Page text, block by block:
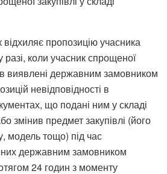
пропозицію учасника
разі, коли учасник спрощеної
виявлені державним замовником
невідповідності в
що подані ним у складі
змінив предмет закупівлі (його
модель тощо) під час
державним замовником
24 годин з моменту